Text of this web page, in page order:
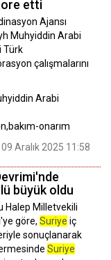
etti
Ajansı
Muhyiddin Arabi
Türk
çalışmalarını
Arabi
onarım
09 Aralık 2025 11:58
büyük oldu
Halep Milletvekili
göre, Suriye iç
sonuçlanarak
Suriye